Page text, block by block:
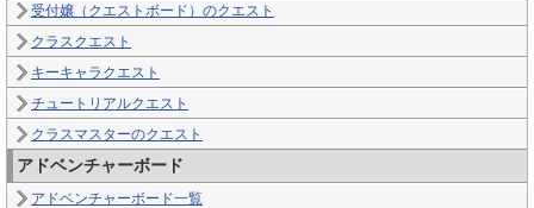
受付嬢（クエストボード）のクエスト
クラスクエスト
キーキャラクエスト
チュートリアルクエスト
クラスマスターのクエスト
アドベンチャーボード
アドベンチャーボード一覧